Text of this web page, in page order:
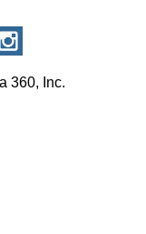
360, Inc.